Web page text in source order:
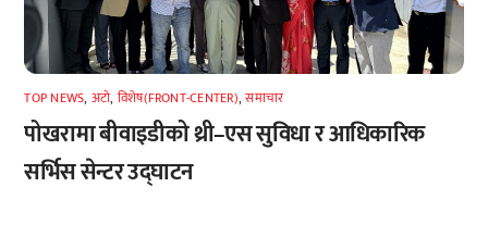
TOP NEWS, अटाे, विशेष(FRONT-CENTER),समाचार
पोखरामा बीवाइडीको थ्री–एस सुविधा र आधिकारिक
सर्भिस सेन्टर उद्घाटन